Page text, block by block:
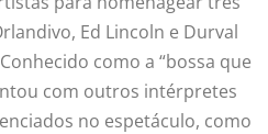
Ed Lincoln e Durval
como a “bossa que
com outros intérpretes
no espetáculo, como